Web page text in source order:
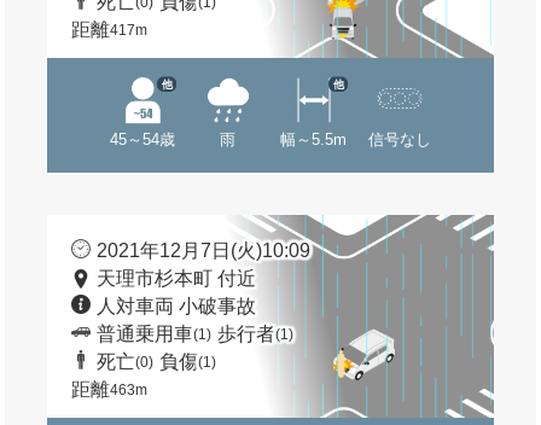
距離417m
45～54歳
他
雨 幅～5.5m
他
信号なし
2021年12月7日(火)10:09
天理市杉本町 付近
人対車両 小破事故
普通乗用車(1) 歩行者(1)
死亡(0) 負傷(1)
距離463m